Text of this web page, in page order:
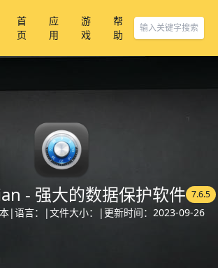
首
页
应
用
游
戏
帮
助
- 强大的数据保护软件 7.6.5
|语言： |文件大小： | 更新时间：2023-09-26